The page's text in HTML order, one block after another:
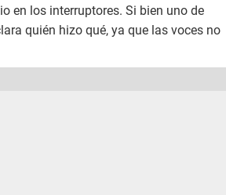
en los interruptores. Si bien uno de
quién hizo qué, ya que las voces no